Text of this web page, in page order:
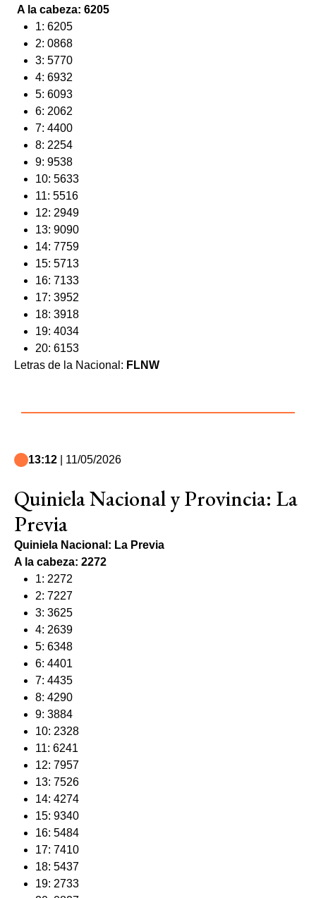
A la cabeza: 6205
1: 6205
2: 0868
3: 5770
4: 6932
5: 6093
6: 2062
7: 4400
8: 2254
9: 9538
10: 5633
11: 5516
12: 2949
13: 9090
14: 7759
15: 5713
16: 7133
17: 3952
18: 3918
19: 4034
20: 6153
Letras de la Nacional: FLNW
13:12 | 11/05/2026
Quiniela Nacional y Provincia: La
Previa
Quiniela Nacional: La Previa
A la cabeza: 2272
1: 2272
2: 7227
3: 3625
4: 2639
5: 6348
6: 4401
7: 4435
8: 4290
9: 3884
10: 2328
11: 6241
12: 7957
13: 7526
14: 4274
15: 9340
16: 5484
17: 7410
18: 5437
19: 2733